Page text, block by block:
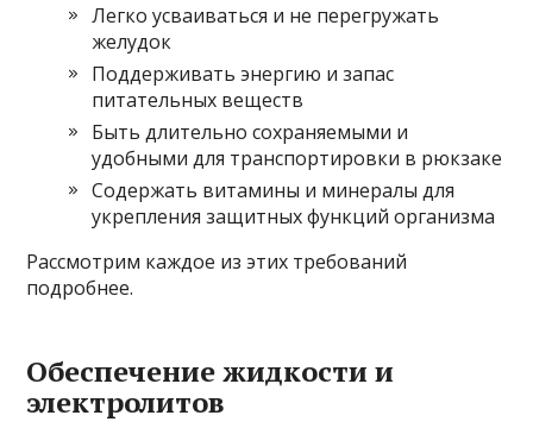
Легко усваиваться и не перегружать
желудок
Поддерживать энергию и запас
питательных веществ
Быть длительно сохраняемыми и
удобными для транспортировки в рюкзаке
Содержать витамины и минералы для
укрепления защитных функций организма
Рассмотрим каждое из этих требований
подробнее.
Обеспечение жидкости и
электролитов